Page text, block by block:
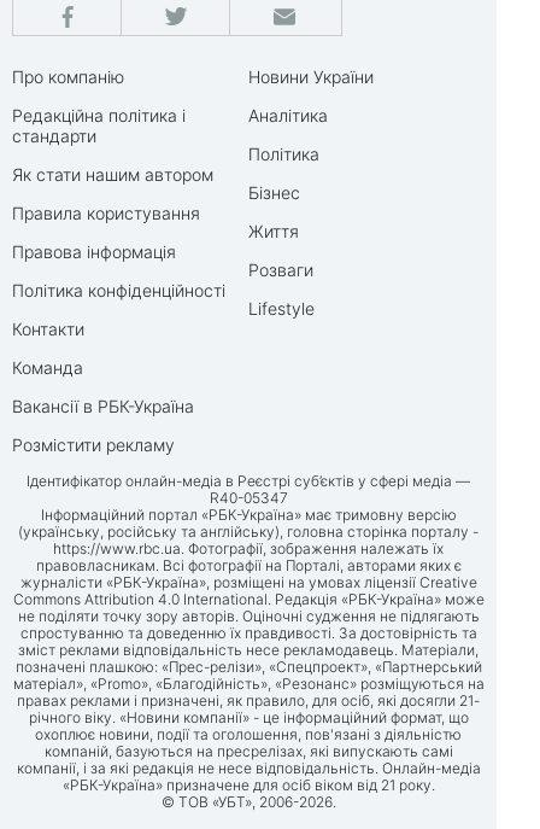
Про компанію
Редакційна політика і
стандарти
Як стати нашим автором
Правила користування
Правова інформація
Політика конфіденційності
Контакти
Команда
Вакансії в РБК-Україна
Розмістити рекламу
Новини України
Аналітика
Політика
Бізнес
Життя
Розваги
Lifestyle
Ідентифікатор онлайн-медіа в Реєстрі суб’єктів у сфері медіа —
R40-05347
Інформаційний портал «РБК-Україна» має тримовну версію
(українську, російську та англійську), головна сторінка порталу -
https://www.rbc.ua . Фотографії, зображення належать їх
правовласникам. Всі фотографії на Порталі, авторами яких є
журналісти «РБК-Україна», розміщені на умовах ліцензії Creative
Commons Attribution 4.0 International. Редакція «РБК-Україна» може
не поділяти точку зору авторів. Оціночні судження не підлягають
спростуванню та доведенню їх правдивості. За достовірність та
зміст реклами відповідальність несе рекламодавець. Матеріали,
позначені плашкою: «Прес-релізи», «Спецпроект», «Партнерський
матеріал», «Promo», «Благодійність», «Резонанс» розміщуються на
правах реклами і призначені, як правило, для осіб, які досягли 21-
річного віку. «Новини компанії» - це інформаційний формат, що
охоплює новини, події та оголошення, пов'язані з діяльністю
компаній, базуються на пресрелізах, які випускають самі
компанії, і за які редакція не несе відповідальність. Онлайн-медіа
«РБК-Україна» призначене для осіб віком від 21 року.
© ТОВ «УБТ», 2006-2026.